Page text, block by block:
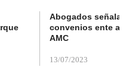
Abogados
convenios ente
AMC
13/07/2023